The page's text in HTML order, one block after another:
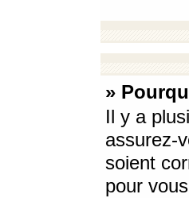
»
Il y a
assurez-
soient
pour